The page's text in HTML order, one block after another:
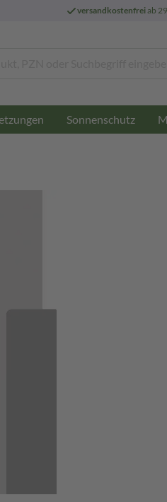
versandkostenfreiab
Sonnenschutz